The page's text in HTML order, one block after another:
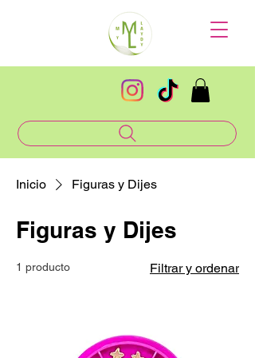
Inicio Figuras y Dijes
Figuras y Dijes
1 producto Filtrar y ordenar